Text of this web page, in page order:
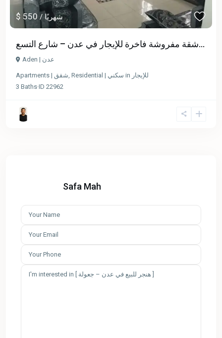
$ 550 / شهريًا
شقة مفروشة فاخرة للإيجار في عدن – شارع التسع...
Aden | عدن
Apartments | شقق Residential | سكني in للإيجار
3 Baths·ID 22962
Safa Mah